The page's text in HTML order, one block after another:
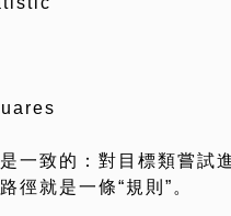
一致的：對目標類嘗試
徑就是一條“規則”。